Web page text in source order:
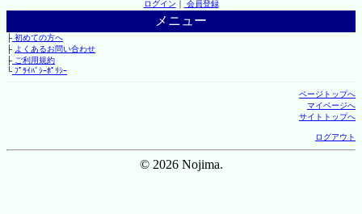
ログイン ｜ 会員登録
メニュー
├初めての方へ
├ よくあるお問い合わせ
├ご利用規約
└ﾌﾟﾗｲﾊﾞｼｰﾎﾟﾘｼｰ
ページトップへ
マイページへ
サイトトップへ
ログアウト
© 2026 Nojima.